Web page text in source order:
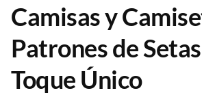
Camisas y
Patrones de
Toque Único